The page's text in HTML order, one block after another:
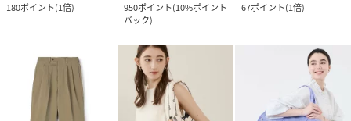
180ポイント(1倍)
950ポイント(10%ポイント
バック)
67ポイント(1倍)